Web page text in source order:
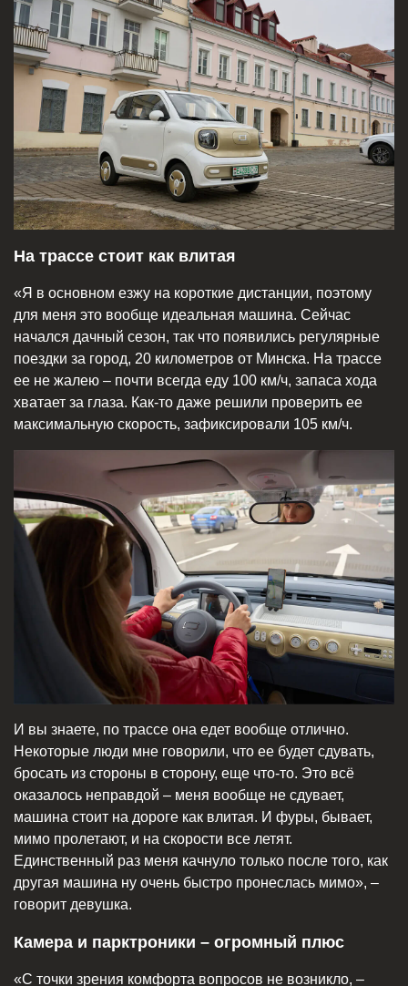
На трассе стоит как влитая
«Я в основном езжу на короткие дистанции, поэтому
для меня это вообще идеальная машина. Сейчас
начался дачный сезон, так что появились регулярные
поездки за город, 20 километров от Минска. На трассе
ее не жалею – почти всегда еду 100 км/ч, запаса хода
хватает за глаза. Как-то даже решили проверить ее
максимальную скорость, зафиксировали 105 км/ч.
И вы знаете, по трассе она едет вообще отлично.
Некоторые люди мне говорили, что ее будет сдувать,
бросать из стороны в сторону, еще что-то. Это всё
оказалось неправдой – меня вообще не сдувает,
машина стоит на дороге как влитая. И фуры, бывает,
мимо пролетают, и на скорости все летят.
Единственный раз меня качнуло только после того, как
другая машина ну очень быстро пронеслась мимо», –
говорит девушка.
Камера и парктроники – огромный плюс
«С точки зрения комфорта вопросов не возникло, –